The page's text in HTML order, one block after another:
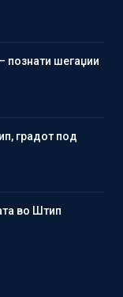
познати шегаџии
градот под
во Штип